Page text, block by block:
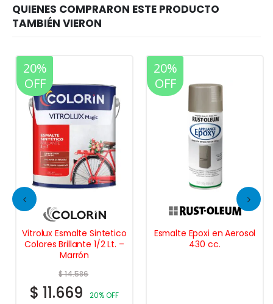
20%
OFF
Vitrolux Esmalte Sintetico
Colores Brillante 1/2 Lt. –
Marrón
$14.586
$ 11.669 20% OFF
20%
OFF
Esmalte Epoxi en Aerosol
430 cc.